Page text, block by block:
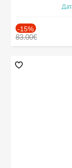
-15%
83.00€